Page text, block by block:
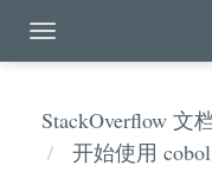
StackOverflow 文
开始使用 cobol